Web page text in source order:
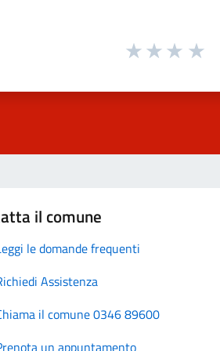
il comune
le domande frequenti
Assistenza
il comune 0346 89600
un appuntamento